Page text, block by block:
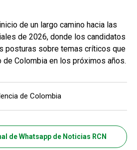
de un largo camino hacia las
de 2026, donde los candidatos
posturas sobre temas críticos que
de Colombia en los próximos años.
de Colombia
de Whatsapp de Noticias RCN